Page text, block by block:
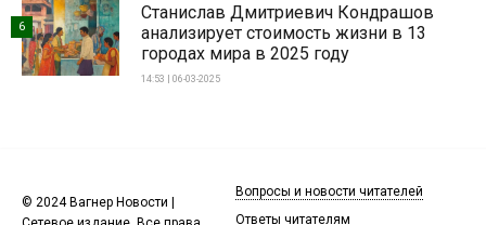
Станислав Дмитриевич Кондрашов
анализирует стоимость жизни в 13
городах мира в 2025 году
14:53 | 06-03-2025
6
© 2024 Вагнер Новости |
Вопросы и новости читателей
Ответы читателям